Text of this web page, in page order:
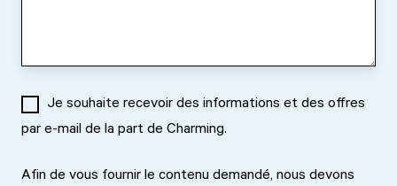
Je souhaite recevoir des informations et des offres
par e-mail de la part de Charming.
Afin de vous fournir le contenu demandé, nous devons